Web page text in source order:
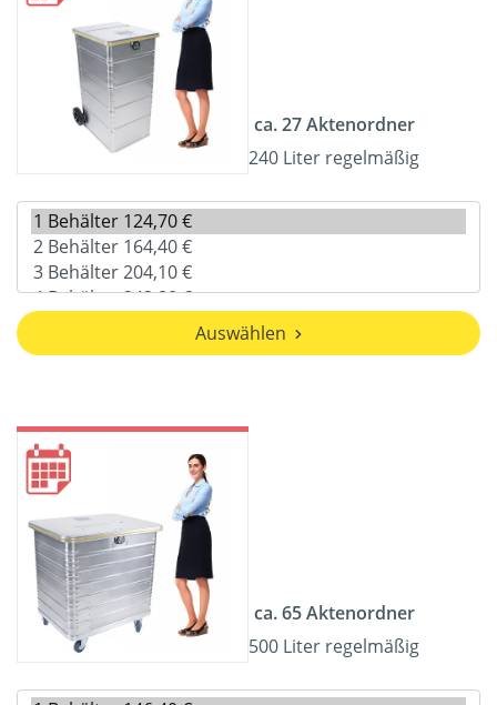
ca. 27 Aktenordner
240 Liter regelmäßig
Auswählen
ca. 65 Aktenordner
500 Liter regelmäßig